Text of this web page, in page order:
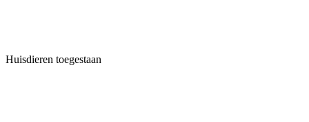
Huisdieren toegestaan